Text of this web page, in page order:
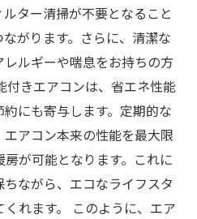
ター清掃が不要となること
がります。さらに、清潔な
ルギーや喘息をお持ちの方
付きエアコンは、省エネ性能
にも寄与します。定期的な
アコン本来の性能を最大限
が可能となります。これに
ながら、エコなライフスタ
れます。 このように、エア